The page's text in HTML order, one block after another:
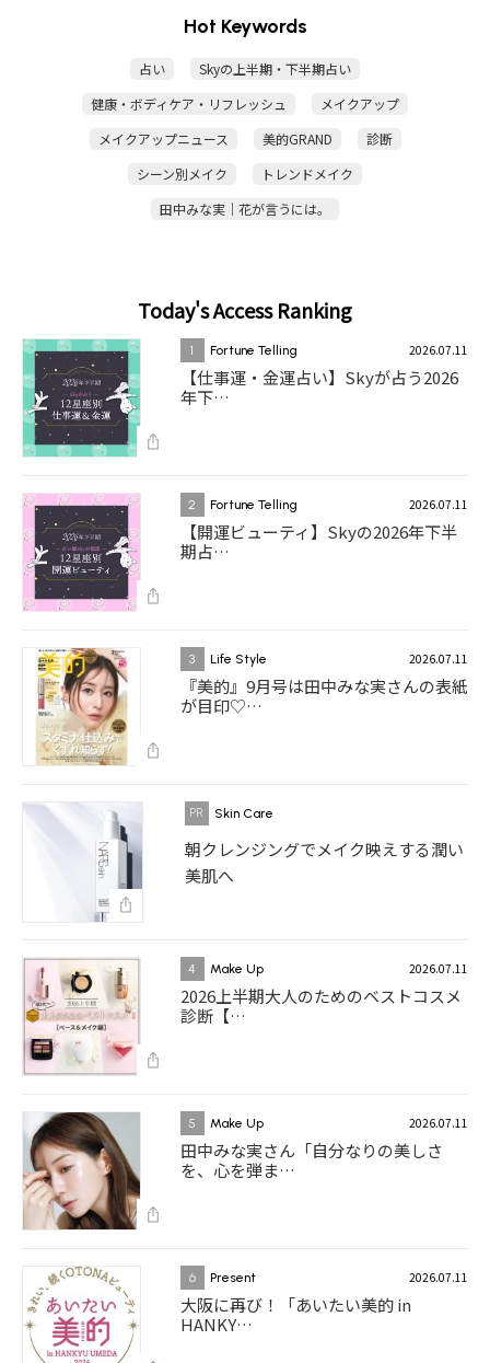
Hot Keywords
占い
Skyの上半期・下半期占い
健康・ボディケア・リフレッシュ
メイクアップ
メイクアップニュース
美的GRAND
診断
シーン別メイク
トレンドメイク
田中みな実｜花が言うには。
Today's Access Ranking
1 Fortune Telling 2026.07.11
【仕事運・金運占い】Skyが占う2026
年下…
2 Fortune Telling 2026.07.11
【開運ビューティ】Skyの2026年下半
期占…
3 Life Style 2026.07.11
『美的』9月号は田中みな実さんの表紙
が目印♡…
Skin Care
朝クレンジングでメイク映えする潤い
美肌へ
4 Make Up 2026.07.11
2026上半期大人のためのベストコスメ
診断【…
5 Make Up 2026.07.11
田中みな実さん「自分なりの美しさ
を、心を弾ま…
6 Present 2026.07.11
大阪に再び！「あいたい美的 in
HANKY…